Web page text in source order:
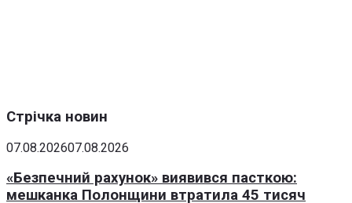
Стрічка новин
07.08.202607.08.2026
«Безпечний рахунок» виявився пасткою:
мешканка Полонщини втратила 45 тисяч